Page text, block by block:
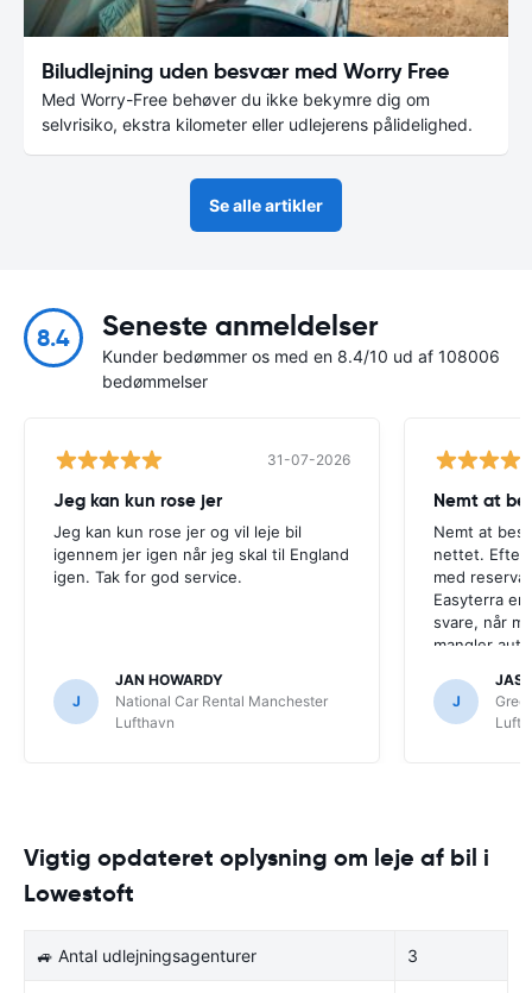
Biludlejning uden besvær med Worry Free
Med Worry-Free behøver du ikke bekymre dig om
selvrisiko, ekstra kilometer eller udlejerens pålidelighed.
Se alle artikler
8.4 Seneste anmeldelser
Kunder bedømmer os med en 8.4/10 ud af 108006
bedømmelser
31-07-2026
Jeg kan kun rose jer
Jeg kan kun rose jer og vil leje bil
igennem jer igen når jeg skal til England
igen. Tak for god service.
J
JAN HOWARDY
National Car Rental Manchester
Lufthavn
Nemt at
Nemt at
nettet.
med
Easyterra er
svare, når
mangler
modtaget
kontakte
J
Vigtig opdateret oplysning om leje af bil i
Lowestoft
🚙 Antal udlejningsagenturer 3